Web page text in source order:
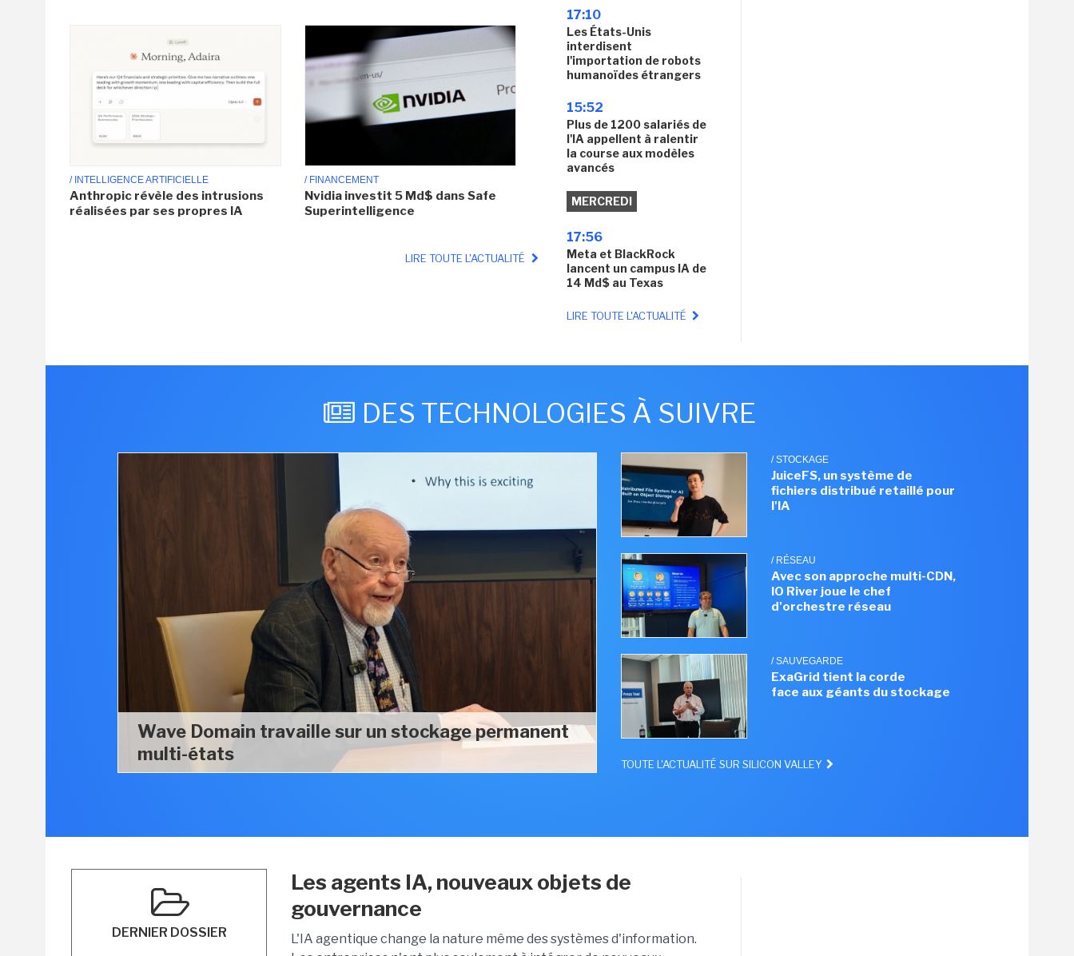
/ INTELLIGENCE ARTIFICIELLE
Anthropic révèle des intrusions
réalisées par ses propres IA
/ FINANCEMENT
Nvidia investit 5 Md$ dans Safe
Superintelligence
LIRE TOUTE L'ACTUALITÉ
17:10
Les États-Unis
interdisent
l'importation de robots
humanoïdes étrangers
15:52
Plus de 1200 salariés de
l'IA appellent à ralentir
la course aux modèles
avancés
MERCREDI
17:56
Meta et BlackRock
lancent un campus IA de
14 Md$ au Texas
LIRE TOUTE L'ACTUALITÉ
DES TECHNOLOGIES À SUIVRE
Wave Domain travaille sur un stockage permanent
multi-états
/ STOCKAGE
JuiceFS, un système de
fichiers distribué retaillé pour
l'IA
/ RÉSEAU
Avec son approche multi-CDN,
IO River joue le chef
d'orchestre réseau
/ SAUVEGARDE
ExaGrid tient la corde
face aux géants du stockage
TOUTE L'ACTUALITÉ SUR SILICON VALLEY
DERNIER DOSSIER
Les agents IA, nouveaux objets de
gouvernance
L'IA agentique change la nature même des systèmes d'information.